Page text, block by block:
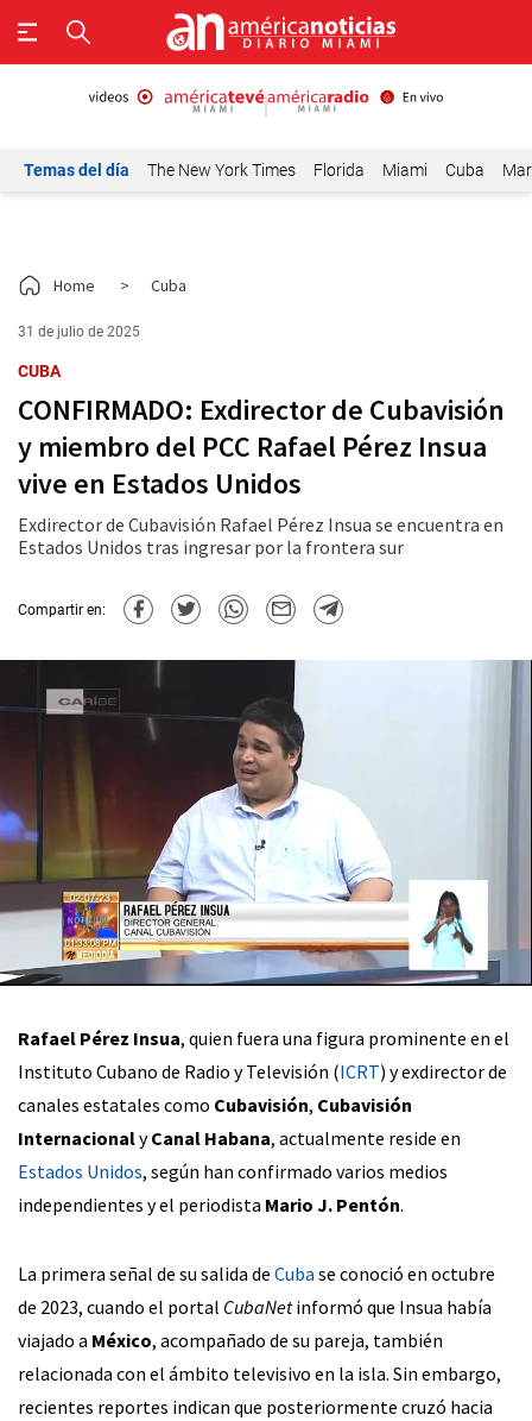
Temas del día The New York Times Florida Miami Cuba
Home > Cuba
31 de julio de 2025
CUBA
CONFIRMADO: Exdirector de Cubavisión
y miembro del PCC Rafael Pérez Insua
vive en Estados Unidos
Exdirector de Cubavisión Rafael Pérez Insua se encuentra en
Estados Unidos tras ingresar por la frontera sur
Compartir en:
Rafael Pérez Insua, quien fuera una figura prominente en el
Instituto Cubano de Radio y Televisión (ICRT) y exdirector de
canales estatales como Cubavisión, Cubavisión
InternacionalyCanal Habana, actualmente reside en
Estados Unidos, según han confirmado varios medios
independientes y el periodista Mario J. Pentón.
La primera señal de su salida de Cuba se conoció en octubre
de 2023, cuando el portal CubaNetinformó que Insua había
viajado a México, acompañado de su pareja, también
relacionada con el ámbito televisivo en la isla. Sin embargo,
recientes reportes indican que posteriormente cruzó hacia